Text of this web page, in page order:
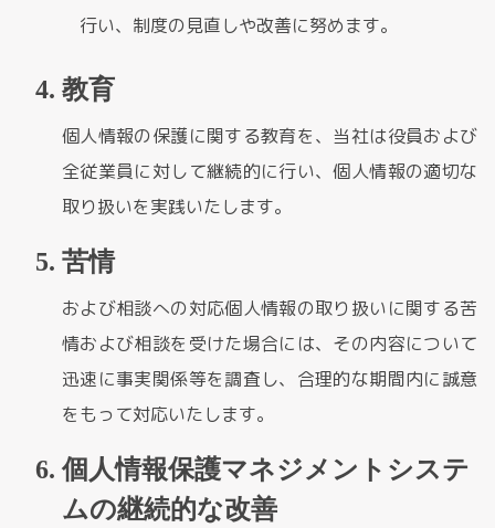
行い、制度の見直しや改善に努めます。
教育
個人情報の保護に関する教育を、当社は役員および
全従業員に対して継続的に行い、個人情報の適切な
取り扱いを実践いたします。
苦情
および相談への対応個人情報の取り扱いに関する苦
情および相談を受けた場合には、その内容について
迅速に事実関係等を調査し、合理的な期間内に誠意
をもって対応いたします。
個人情報保護マネジメントシステ
ムの継続的な改善